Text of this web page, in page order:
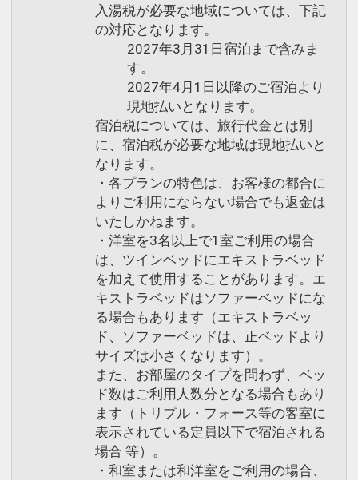
入湯税が必要な地域については、下記
の対応となります。
2027年3月31日宿泊まで含みま
す。
2027年4月1日以降のご宿泊より
現地払いとなります。
宿泊税については、旅行代金とは別
に、宿泊税が必要な地域は現地払いと
なります。
・各プランの特色は、お客様の都合に
よりご利用にならない場合でも返金は
いたしかねます。
・洋室を3名以上で1室ご利用の場合
は、ツインベッドにエキストラベッド
を加えて使用することがあります。エ
キストラベッドはソファーベッドにな
る場合もあります（エキストラベッ
ド、ソファーベッドは、正ベッドより
サイズは小さくなります）。
また、お部屋のタイプを問わず、ベッ
ド数はご利用人数分となる場合もあり
ます（トリプル・フォース等の客室に
表示されている定員以下で宿泊される
場合 等）。
・和室または和洋室をご利用の場合、